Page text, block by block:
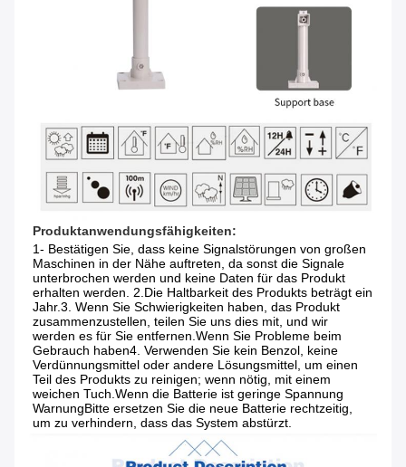
Produktanwendungsfähigkeiten:
1- Bestätigen Sie, dass keine Signalstörungen von großen
Maschinen in der Nähe auftreten, da sonst die Signale
unterbrochen werden und keine Daten für das Produkt
erhalten werden. 2.Die Haltbarkeit des Produkts beträgt ein
Jahr.3. Wenn Sie Schwierigkeiten haben, das Produkt
zusammenzustellen, teilen Sie uns dies mit, und wir
werden es für Sie entfernen.Wenn Sie Probleme beim
Gebrauch haben4. Verwenden Sie kein Benzol, keine
Verdünnungsmittel oder andere Lösungsmittel, um einen
Teil des Produkts zu reinigen; wenn nötig, mit einem
weichen Tuch.Wenn die Batterie ist geringe Spannung
WarnungBitte ersetzen Sie die neue Batterie rechtzeitig,
um zu verhindern, dass das System abstürzt.